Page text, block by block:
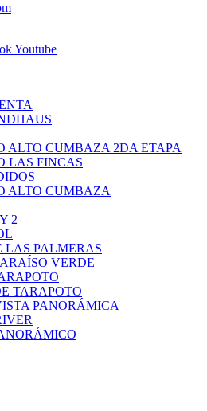
Youtube
ALTO CUMBAZA 2DA ETAPA
LAS FINCAS
ALTO CUMBAZA
2
LAS PALMERAS
VERDE
TARAPOTO
PANORÁMICA